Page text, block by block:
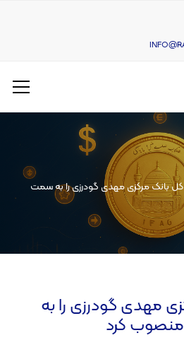
بانک مرکزی مهدی گودرزی را به سمت
مهدی گودرزی را به
کرد